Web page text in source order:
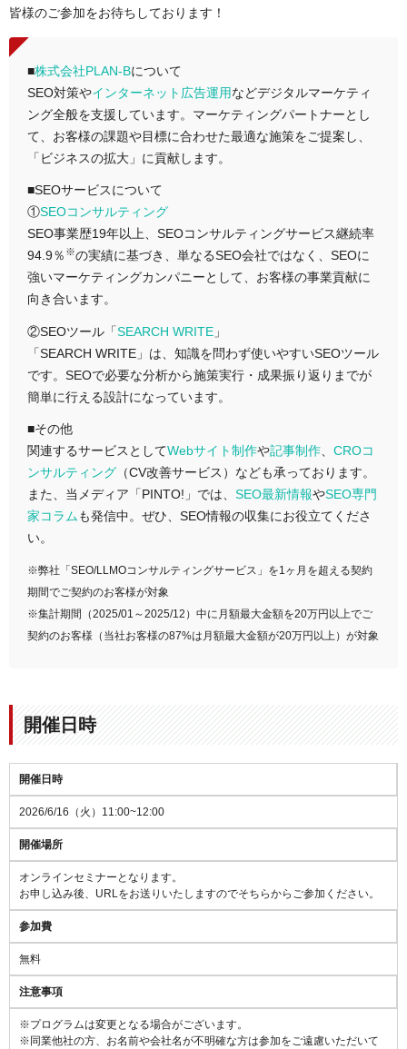
皆様のご参加をお待ちしております！
■株式会社PLAN-Bについて
SEO対策やインターネット広告運用などデジタルマーケティ
ング全般を支援しています。マーケティングパートナーとし
て、お客様の課題や目標に合わせた最適な施策をご提案し、
「ビジネスの拡大」に貢献します。
■SEOサービスについて
①SEOコンサルティング
SEO事業歴19年以上、SEOコンサルティングサービス継続率
94.9％ ※の実績に基づき、単なるSEO会社ではなく、SEOに
強いマーケティングカンパニーとして、お客様の事業貢献に
向き合います。
②SEOツール「SEARCH WRITE」
「SEARCH WRITE」は、知識を問わず使いやすいSEOツール
です。SEOで必要な分析から施策実行・成果振り返りまでが
簡単に行える設計になっています。
■その他
関連するサービスとしてWebサイト制作や記事制作、 CROコ
ンサルティング（CV改善サービス）なども承っております。
また、当メディア「PINTO!」では、 SEO最新情報やSEO専門
家コラムも発信中。ぜひ、SEO情報の収集にお役立てくださ
い。
※弊社「SEO/LLMOコンサルティングサービス」を1ヶ月を超える契約
期間でご契約のお客様が対象
※集計期間（2025/01～2025/12）中に月額最大金額を20万円以上でご
契約のお客様（当社お客様の87%は月額最大金額が20万円以上）が対象
開催日時
開催日時
2026/6/16（火）11:00~12:00
開催場所
オンラインセミナーとなります。
お申し込み後、URLをお送りいたしますのでそちらからご参加ください。
参加費
無料
注意事項
※プログラムは変更となる場合がございます。
※同業他社の方、お名前や会社名が不明確な方は参加をご遠慮いただいて